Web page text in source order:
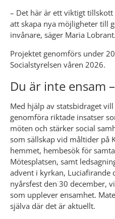
– Det här är ett viktigt
att skapa nya möjligheter till
invånare, säger Maria Lobrant.
Projektet genomförs under
Socialstyrelsen våren 2026.
Du är inte ensam
Med hjälp av statsbidraget
genomföra riktade insatser
möten och stärker social
som sällskap vid måltider på
hemmet, hembesök för
Mötesplatsen, samt
advent i kyrkan, Luciafirande
nyårsfest den 30 december,
som upplever ensamhet.
själva där det är aktuellt.